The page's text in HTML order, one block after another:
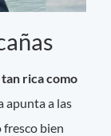
rica como
apunta a las
bien